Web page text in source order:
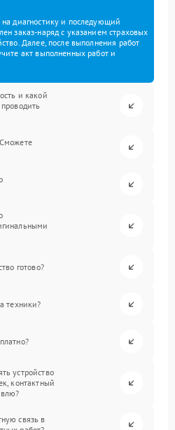
диагностику и последующий
заказ-наряд с указанием страховых
Далее, после выполнения работ
акт выполненных работ и
и какой
готово?
техники?
устройство
контактный
связь в